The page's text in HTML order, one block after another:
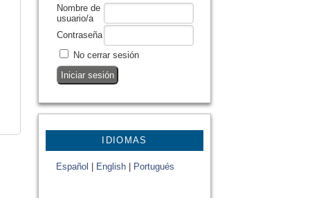
Nombre de
usuario/a
Contraseña
No cerrar sesión
IDIOMAS
Español English Portugués